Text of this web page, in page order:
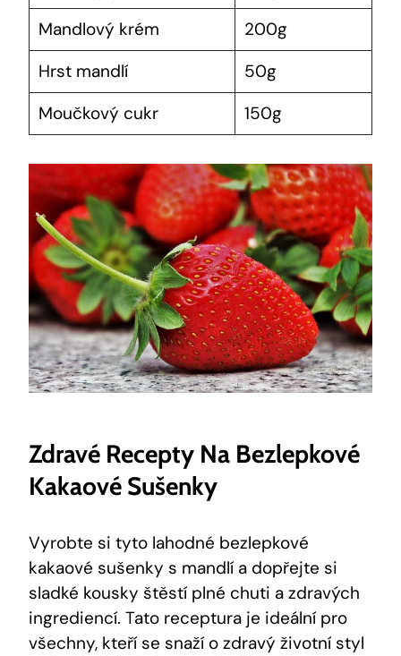
Mandlový krém
200g
Hrst⁣ mandlí
50g
Moučkový cukr
150g
Zdravé Recepty Na Bezlepkové
Kakaové ⁣sušenky
Vyrobte si‍ tyto‌ lahodné bezlepkové
kakaové sušenky s mandlí a dopřejte si
sladké‌ kousky​ štěstí plné chuti a zdravých
ingrediencí. Tato receptura je​ ideální pro
všechny, kteří se snaží o zdravý‌ životní styl